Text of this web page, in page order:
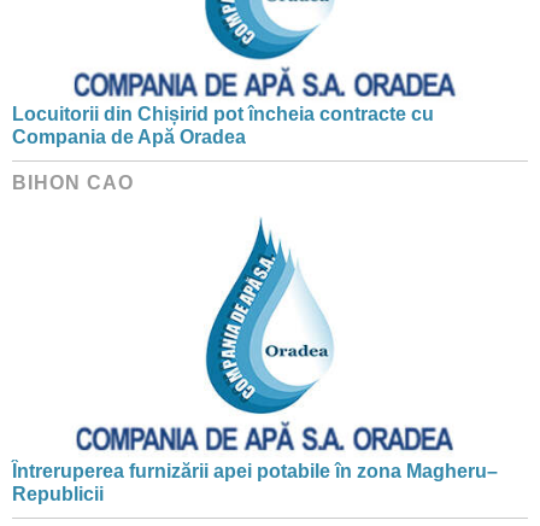
Locuitorii din Chișirid pot încheia contracte cu
Compania de Apă Oradea
BIHON CAO
Întreruperea furnizării apei potabile în zona Magheru–
Republicii